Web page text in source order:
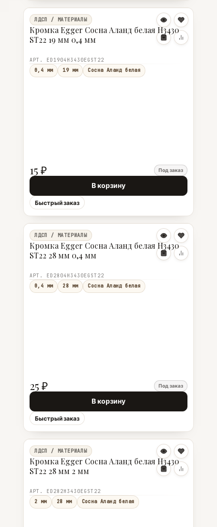
ЛДСП / МАТЕРИАЛЫ
Кромка Egger Сосна Аланд белая Н3430
ST22 19 мм 0,4 мм
АРТ. ED1904Н3430EGST22
0,4 мм
19 мм Сосна Аланд белая
15 ₽ Под заказ
В корзину
Быстрый заказ
ЛДСП / МАТЕРИАЛЫ
Кромка Egger Сосна Аланд белая Н3430
ST22 28 мм 0,4 мм
АРТ. ED2804Н3430EGST22
0,4 мм
28 мм Сосна Аланд белая
25 ₽ Под заказ
В корзину
Быстрый заказ
ЛДСП / МАТЕРИАЛЫ
Кромка Egger Сосна Аланд белая Н3430
ST22 28 мм 2 мм
АРТ. ED282Н3430EGST22
2 мм
28 мм Сосна Аланд белая